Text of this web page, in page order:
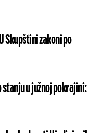
Skupštini zakoni po
u južnoj pokrajini: